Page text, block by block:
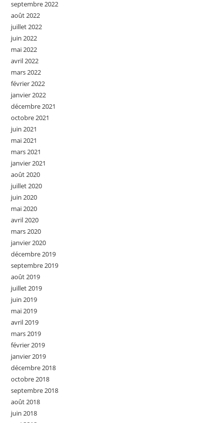
septembre 2022
août 2022
juillet 2022
juin 2022
mai 2022
avril 2022
mars 2022
février 2022
janvier 2022
décembre 2021
octobre 2021
juin 2021
mai 2021
mars 2021
janvier 2021
août 2020
juillet 2020
juin 2020
mai 2020
avril 2020
mars 2020
janvier 2020
décembre 2019
septembre 2019
août 2019
juillet 2019
juin 2019
mai 2019
avril 2019
mars 2019
février 2019
janvier 2019
décembre 2018
octobre 2018
septembre 2018
août 2018
juin 2018